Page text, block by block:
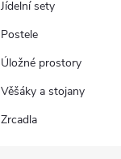
Jídelní sety
Postele
Úložné prostory
Věšáky a stojany
Zrcadla